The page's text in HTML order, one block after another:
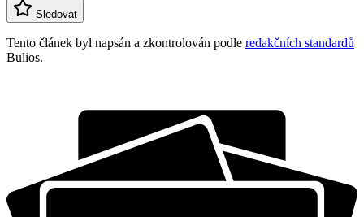
Sledovat
Tento článek byl napsán a zkontrolován podle redakčních standardů
Bulios.